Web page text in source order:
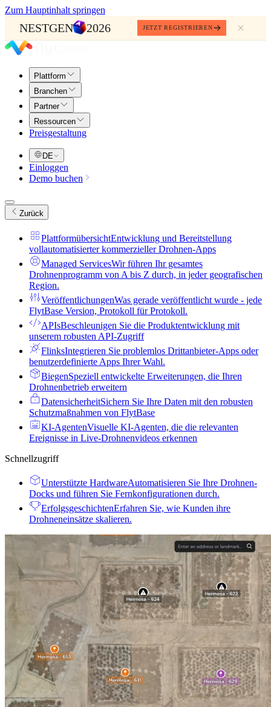
Zum Hauptinhalt springen
NESTGEN 2026 JETZT REGISTRIEREN
Plattform
Branchen
Partner
Ressourcen
Preisgestaltung
DE
Einloggen
Demo buchen
Zurück
PlattformübersichtEntwicklung und Bereitstellung
vollautomatisierter kommerzieller Drohnen-Apps
Managed ServicesWir führen Ihr gesamtes
Drohnenprogramm von A bis Z durch, in jeder geografischen
Region.
VeröffentlichungenWas gerade veröffentlicht wurde - jede
FlytBase Version, Protokoll für Protokoll.
APIsBeschleunigen Sie die Produktentwicklung mit
unserem robusten API-Zugriff
FlinksIntegrieren Sie problemlos Drittanbieter-Apps oder
benutzerdefinierte Apps Ihrer Wahl.
BiegenSpeziell entwickelte Erweiterungen, die Ihren
Drohnenbetrieb erweitern
DatensicherheitSichern Sie Ihre Daten mit den robusten
Schutzmaßnahmen von FlytBase
KI-AgentenVisuelle KI-Agenten, die die relevanten
Ereignisse in Live-Drohnenvideos erkennen
Schnellzugriff
Unterstützte HardwareAutomatisieren Sie Ihre Drohnen-
Docks und führen Sie Fernkonfigurationen durch.
ErfolgsgeschichtenErfahren Sie, wie Kunden ihre
Drohneneinsätze skalieren.